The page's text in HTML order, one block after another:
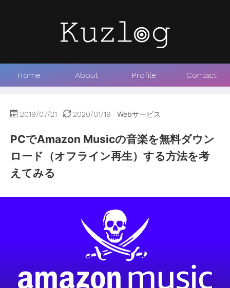
Home About Profile Contact
2019/07/21 2020/01/19 Webサービス
PCでAmazon Musicの音楽を無料ダウン
ロード（オフライン再生）する方法を考
えてみる